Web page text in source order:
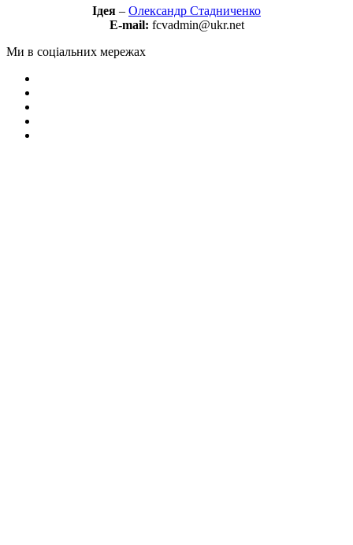
Ідея – Олександр Стадниченко
E-mail: fcvadmin@ukr.net
Ми в соціальних мережах